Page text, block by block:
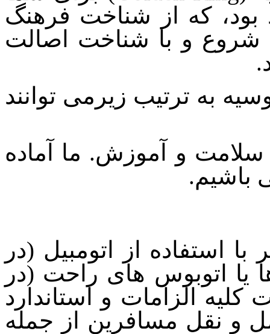
که از شناخت فرهنگ
شروع و با شناخت اصالت
به ترتیب زیرمی توانند
و آموزش. ما آماده
باشیم.
استفاده از اتومبیل (در
یا اتوبوس های راحت (در
الزامات و استاندارد
و نقل مسافرین از جمله